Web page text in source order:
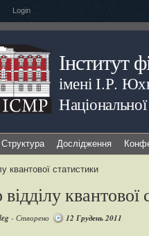
Login
Інститут
імені І.Р.
Структура Дослідження
квантової статистики
квантової
- Створено 12 Грудень 2011